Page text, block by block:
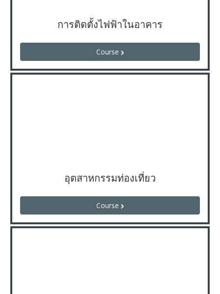
การติดตั้งไฟฟ้าในอาคาร
Course
อุตสาหกรรมท่องเที่ยว
Course